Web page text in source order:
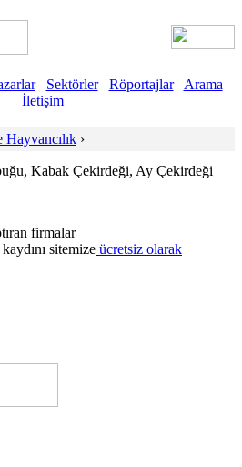
Sektörler Röportajlar
Arama
İletişim
Hayvancılık ›
Kabak Çekirdeği, Ay Çekirdeği
firmalar
sitemize ücretsiz olarak